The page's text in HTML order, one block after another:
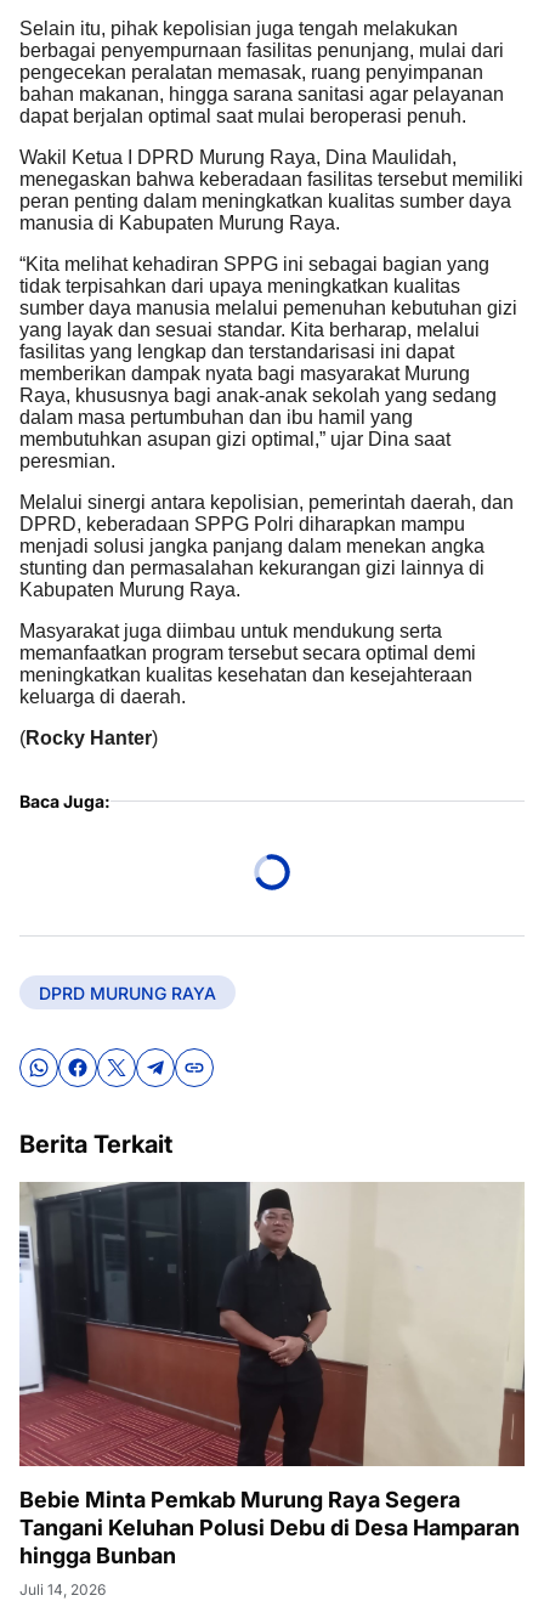
Selain itu, pihak kepolisian juga tengah melakukan
berbagai penyempurnaan fasilitas penunjang, mulai dari
pengecekan peralatan memasak, ruang penyimpanan
bahan makanan, hingga sarana sanitasi agar pelayanan
dapat berjalan optimal saat mulai beroperasi penuh.
Wakil Ketua I DPRD Murung Raya, Dina Maulidah,
menegaskan bahwa keberadaan fasilitas tersebut memiliki
peran penting dalam meningkatkan kualitas sumber daya
manusia di Kabupaten Murung Raya.
“Kita melihat kehadiran SPPG ini sebagai bagian yang
tidak terpisahkan dari upaya meningkatkan kualitas
sumber daya manusia melalui pemenuhan kebutuhan gizi
yang layak dan sesuai standar. Kita berharap, melalui
fasilitas yang lengkap dan terstandarisasi ini dapat
memberikan dampak nyata bagi masyarakat Murung
Raya, khususnya bagi anak-anak sekolah yang sedang
dalam masa pertumbuhan dan ibu hamil yang
membutuhkan asupan gizi optimal,” ujar Dina saat
peresmian.
Melalui sinergi antara kepolisian, pemerintah daerah, dan
DPRD, keberadaan SPPG Polri diharapkan mampu
menjadi solusi jangka panjang dalam menekan angka
stunting dan permasalahan kekurangan gizi lainnya di
Kabupaten Murung Raya.
Masyarakat juga diimbau untuk mendukung serta
memanfaatkan program tersebut secara optimal demi
meningkatkan kualitas kesehatan dan kesejahteraan
keluarga di daerah.
(Rocky Hanter)
Baca Juga:
DPRD MURUNG RAYA
Berita Terkait
Bebie Minta Pemkab Murung Raya Segera
Tangani Keluhan Polusi Debu di Desa Hamparan
hingga Bunban
Juli 14, 2026